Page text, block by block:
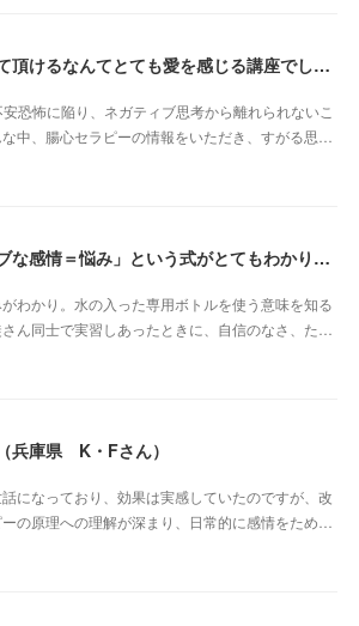
受講後もサポートして頂けるなんてとても愛を感じる講座でした（北海道 原田いずみさん）
恐怖に陥り、ネガティブ思考から離れられないこ
中、腸心セラピーの情報をいただき、すがる思…
「出来事＋ネガティブな感情＝悩み」という式がとてもわかりやすかったです（埼玉県 S・Eさん）
わかり。水の入った専用ボトルを使う意味を知る
ん同士で実習しあったときに、自信のなさ、た…
兵庫県 K・Fさん）
になっており、効果は実感していたのですが、改
の原理への理解が深まり、日常的に感情をため…